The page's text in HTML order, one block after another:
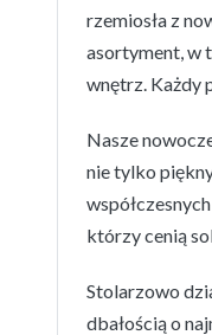
rzemiosła z
asortyment, w
wnętrz. Każdy
Nasze
nie tylko
którzy cenią
Stolarzowo
dbałością o